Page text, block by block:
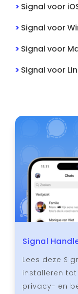
> Signalvoor
> Signalvoor
> Signalvoor
> Signalvoor
Signal
Lees deze
installeren
privacy- en